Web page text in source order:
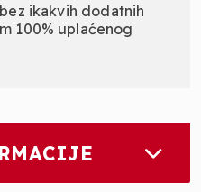
ikakvih dodatnih
100% uplaćenog